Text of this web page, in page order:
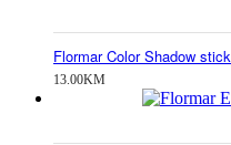
Flormar Color Shadow stick
13.00KM